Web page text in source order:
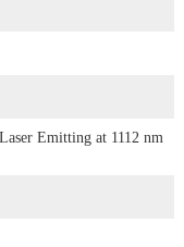
Emitting at 1112 nm